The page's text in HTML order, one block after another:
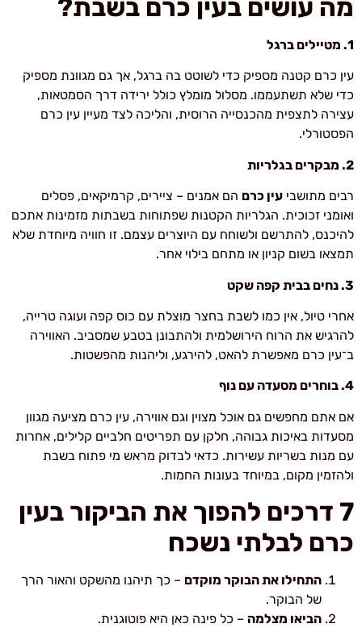
מה עושים בעין כרם בשבת?
1. מטיילים ברגל
עין כרם קטנה מספיק כדי לשוטט בה ברגל, אך גם מגוונת מספיק
כדי שלא תשתעממו. מסלול מומלץ כולל ירידה דרך הסמטאות,
עצירה לתצפית מהכנסייה הרוסית, והליכה לצד מעיין עין כרם
הפסטורלי.
2. מבקרים בגלריות
רבים מתושבי עין כרם הם אמנים – ציירים, קרמיקאים, פסלים
ואומני זכוכית. הגלריות הקטנות שפתוחות בשבתות מזמינות אתכם
להיכנס, להתרשם ולשוחח עם היוצרים עצמם. זו חוויה מיוחדת שלא
תמצאו בשום קניון או מתחם בילוי אחר.
3. נחים בבית קפה שקט
אחרי טיול, אין כמו לשבת בחצר מוצלת עם כוס קפה ועוגה טרייה,
להרגיש את הרוח הירושלמית ולהתבונן בטבע שמסביב. האווירה
ב־עין כרם מאפשרת להאט, להירגע, וליהנות מהפשטות.
4. בוחרים מסעדה עם נוף
אם אתם מחפשים גם אוכל מצוין וגם אווירה, עין כרם מציעה מגוון
מסעדות באיכות גבוהה, חלקן עם תפריטים חלביים קלילים, אחרות
עם מנות בשריות עשירות. כדאי לבדוק מראש מי פתוח בשבת
ולהזמין מקום, במיוחד בעונות החמות.
7 דרכים להפוך את הביקור בעין
כרם לבלתי נשכח
התחילו את הבוקר מוקדם – כך תיהנו מהשקט והאור הרך
של הבוקר.
הביאו מצלמה – כל פינה כאן היא פוטוגנית.